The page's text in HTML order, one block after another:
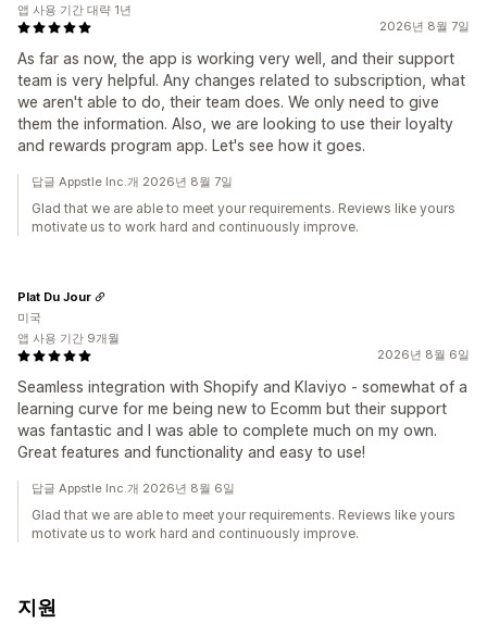
2026년 8월 7일
As far as now, the app is working very well, and their support
team is very helpful. Any changes related to subscription, what
we aren't able to do, their team does. We only need to give
them the information. Also, we are looking to use their loyalty
and rewards program app. Let's see how it goes.
앱 사용 기간 대략 1년
답글 Appstle Inc.개 2026년 8월 7일
Glad that we are able to meet your requirements. Reviews like yours
motivate us to work hard and continuously improve.
2026년 8월 6일
Seamless integration with Shopify and Klaviyo - somewhat of a
learning curve for me being new to Ecomm but their support
was fantastic and I was able to complete much on my own.
Great features and functionality and easy to use!
Plat Du Jour
미국
앱 사용 기간 9개월
답글 Appstle Inc.개 2026년 8월 6일
Glad that we are able to meet your requirements. Reviews like yours
motivate us to work hard and continuously improve.
지원